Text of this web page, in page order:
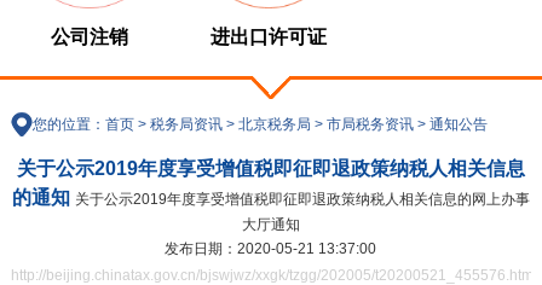
公司注销 进出口许可证
您的位置： 首页> 税务局资讯> 北京税务局 > 市局税务资讯> 通知公告
关于公示2019年度享受增值税即征即退政策纳税人相关信息
的通知 关于公示2019年度享受增值税即征即退政策纳税人相关信息的网上办事
大厅通知
发布日期：2020-05-21 13:37:00
http://beijing.chinatax.gov.cn/bjswjwz/xxgk/tzgg/202005/t20200521_455576.html